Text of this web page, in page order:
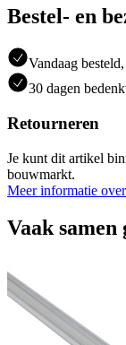
Bestel- en
Vandaag
30 dagen
Retourneren
Je kunt dit artikel
bouwmarkt.
Meer informatie
Vaak samen